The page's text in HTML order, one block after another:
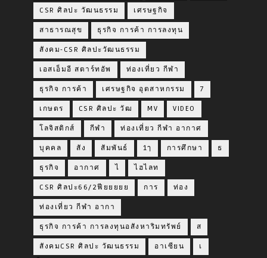
CSR ศิลปะ วัฒนธรรม เศรษฐกิจ
สาธารณสุข ธุรกิจ การค้า การลงทุน
สังคม-CSR ศิลปะวัฒนธรรม
เอสเอ็มอี สตาร์ทอัพ ท่องเที่ยว กีฬา
ธุรกิจ การค้า เศรษฐกิจ อุตสาหกรรม 7
เกษตร CSR ศิลปะ วัฒ MV VIDEO
โลจิสติกส์ กีฬา ท่องเที่ยว กีฬา อากาศ
บุคคล สัง สัมพันธ์ 1ๅ การศึกษา ธ
ธุรกิจ อากาศ ไ ไฮไลท
CSR ศิลปะ66/2ฟียยยยย การ ท่อง
ท่องเที่ยว กีฬา อากา
ธุรกิจ การค้า การลงทุนอสังหาริมทรัพย์ ส
สังคมCSR ศิลปะ วัฒนธรรม อาเซียน เ